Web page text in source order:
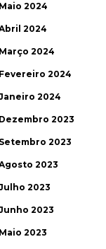
Maio 2024
2024
Março 2024
Fevereiro 2024
2024
Dezembro 2023
Setembro 2023
2023
2023
2023
Maio 2023